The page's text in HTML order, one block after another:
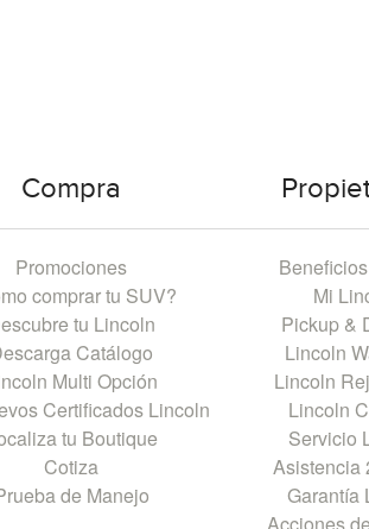
Compra
Promociones
comprar tu SUV?
tu Lincoln
Catálogo
Multi Opción
Certificados Lincoln
tu Boutique
Cotiza
de Manejo
Mi
Pickup &
Lincoln
Lincoln
Lincoln
Servicio
Asistencia
Garantía
Acciones